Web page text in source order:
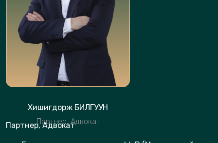
Хишигдорж БИЛГУУН
Партнер, Адвокат
Партнер, Адвокат